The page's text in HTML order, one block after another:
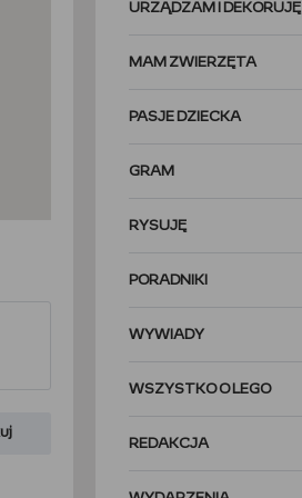
URZĄDZAM I DEKORUJĘ
MAM ZWIERZĘTA
PASJE DZIECKA
GRAM
RYSUJĘ
PORADNIKI
WYWIADY
WSZYSTKO O LEGO
REDAKCJA